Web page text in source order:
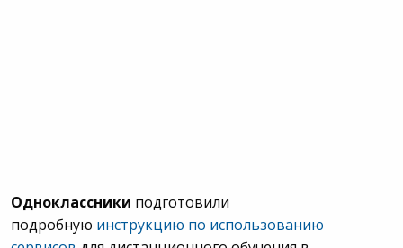
Одноклассники подготовили
подробную инструкцию по использованию